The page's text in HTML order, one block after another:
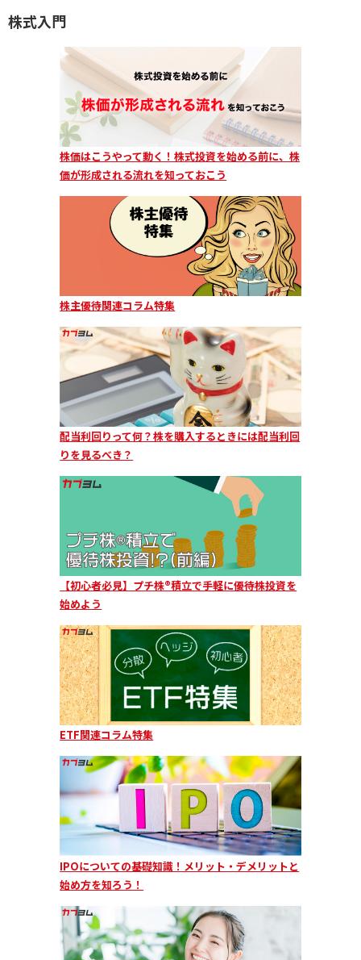
株式入門
株価はこうやって動く！株式投資を始める前に、株
価が形成される流れを知っておこう
株主優待関連コラム特集
配当利回りって何？株を購入するときには配当利回
りを見るべき？
【初心者必見】プチ株®積立で手軽に優待株投資を
始めよう
ETF関連コラム特集
IPOについての基礎知識！メリット・デメリットと
始め方を知ろう！